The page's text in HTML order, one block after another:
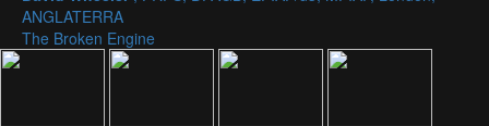
ANGLATERRA
The Broken Engine